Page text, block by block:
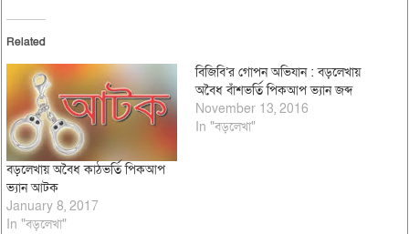
Related
বড়লেখায় অবৈধ কাঠভর্তি পিকআপ
ভ্যান আটক
January 8, 2017
In "বড়লেখা"
বিজিবি’র গোপন অভিযান : বড়লেখায়
অবৈধ বাঁশভর্তি পিকআপ ভ্যান জব্দ
November 13, 2016
In "বড়লেখা"